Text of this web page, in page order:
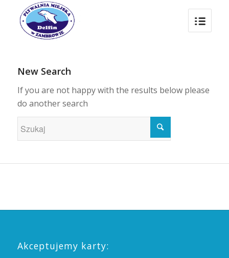
New Search
If you are not happy with the results below please
do another search
Akceptujemy karty: